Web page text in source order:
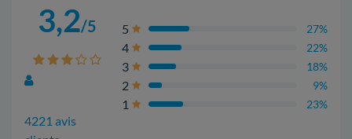
3,2/5
4221 avis
5 27%
4 22%
3 18%
2 9%
1 23%